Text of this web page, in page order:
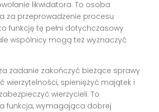
likwidatora. To osoba
za przeprowadzenie procesu
funkcję tę pełni dotychczasowy
wspólnicy mogą też wyznaczyć
zadanie zakończyć bieżące sprawy
wierzytelności, spieniężyć majątek i
wierzycieli. To
funkcja, wymagająca dobrej